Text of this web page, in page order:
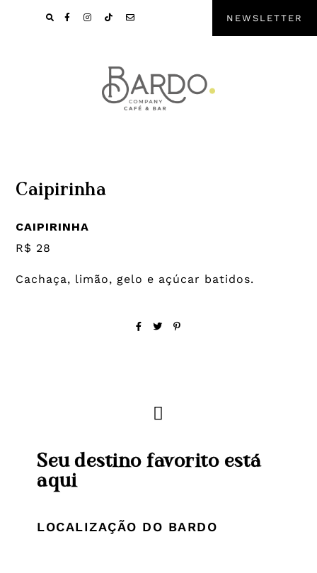
NEWSLETTER
Caipirinha
CAIPIRINHA
R$ 28
Cachaça, limão, gelo e açúcar batidos.
Seu destino favorito está
aqui
LOCALIZAÇÃO DO BARDO